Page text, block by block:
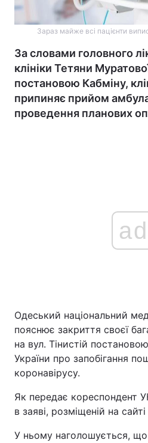
Україна
Економіка
Спорт
Техно і зв'язок
Зброя
Зараз майже всі пацієнти
За словами головного
клініки Тетяни
постановою Кабміну,
припиняє прийом
проведення планових
ad
Одеський національний
пояснює закриття своєї
на вул. Тінистій
України про запобігання
коронавірусу.
Як передає кореспондент
в заяві, розміщеній на сайті
У ньому наголошується, що